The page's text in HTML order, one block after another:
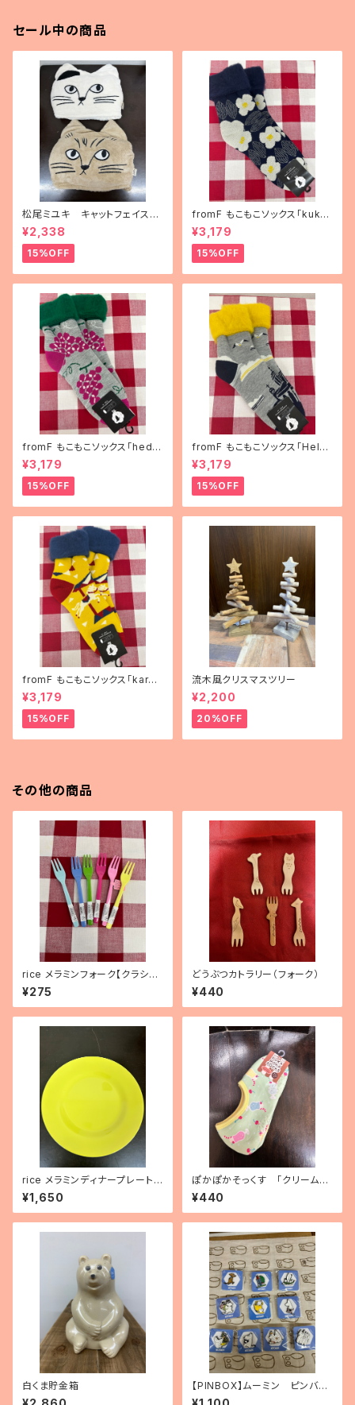
セール中の商品
松尾ミユキ キャットフェイスブ
ランケット
¥2,338
15%OFF
fromF もこもこソックス「kukka
puutarha（花畑）」
¥3,179
15%OFF
fromF もこもこソックス「hedel
mä（果物）」
¥3,179
15%OFF
fromF もこもこソックス「Helsi
nki（ヘルシンキ）」
¥3,179
15%OFF
fromF もこもこソックス「karus
elli（メリーゴーランド）」
¥3,179
15%OFF
流木風クリスマスツリー
¥2,200
20%OFF
その他の商品
rice メラミンフォーク【クラシッ
クカラー】
¥275
どうぶつカトラリー（フォーク）
¥440
rice メラミンディナープレート
（レモンイエロー）
¥1,650
ぽかぽかそっくす 「クリームソ
ーダ」くるぶし丈
¥440
白くま貯金箱
【PINBOX】ムーミン ピンバッ
ジコレクション（10種）